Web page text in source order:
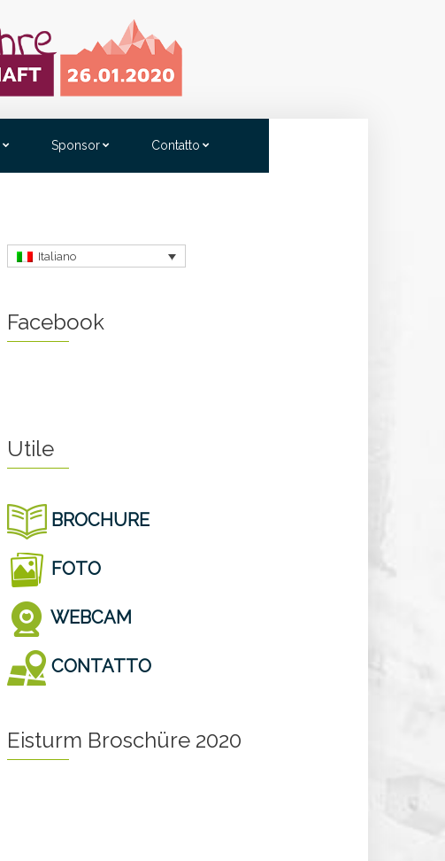
Sponsor Contatto
Italiano
Facebook
Utile
BROCHURE
FOTO
WEBCAM
CONTATTO
Eisturm Broschüre 2020